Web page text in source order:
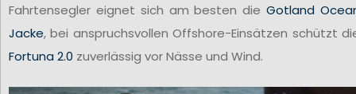
Fahrtensegler eignet sich am besten dieGotland
Jacke, bei anspruchsvollen Offshore-Einsätzen schützt
Fortuna 2.0 zuverlässig vor Nässe und Wind.